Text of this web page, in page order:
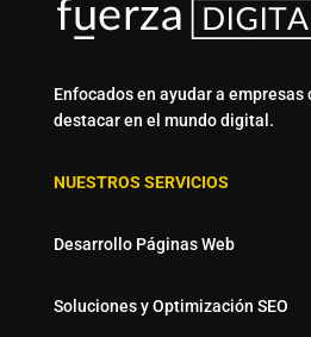
Enfocados en ayudar a empresas
destacar en el mundo digital.
NUESTROS SERVICIOS
Desarrollo Páginas Web
Soluciones y Optimización SEO